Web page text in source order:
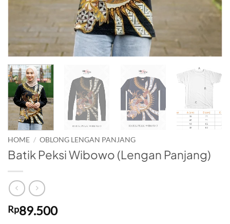
HOME / OBLONG LENGAN PANJANG
Batik Peksi Wibowo (Lengan Panjang)
Rp89.500